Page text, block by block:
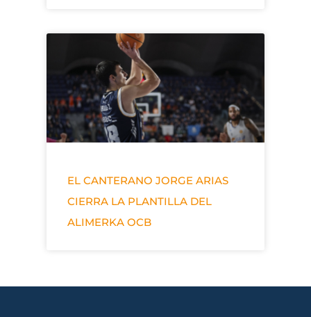
EL CANTERANO JORGE ARIAS
CIERRA LA PLANTILLA DEL
ALIMERKA OCB